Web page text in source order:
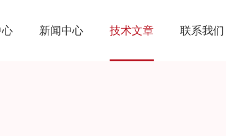
新闻中心 技术文章 联系我们